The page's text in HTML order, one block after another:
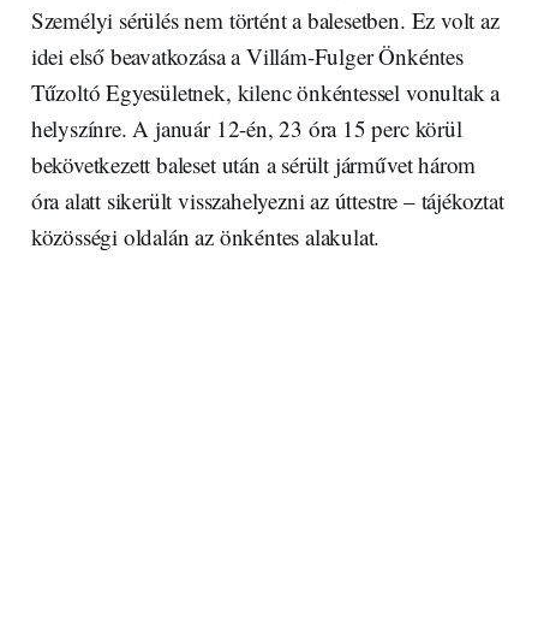
Személyi sérülés nem történt a balesetben. Ez volt az
idei első beavatkozása a Villám-Fulger Önkéntes
Tűzoltó Egyesületnek, kilenc önkéntessel vonultak a
helyszínre. A január 12-én, 23 óra 15 perc körül
bekövetkezett baleset után a sérült járművet három
óra alatt sikerült visszahelyezni az úttestre – tájékoztat
közösségi oldalán az önkéntes alakulat.